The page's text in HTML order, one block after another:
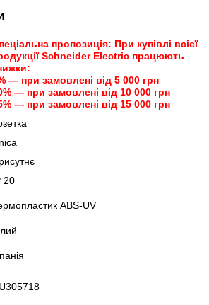
пропозиція: При купівлі всієї
Schneider Electric працюють
— при замовлені від 5 000 грн
— при замовлені від 10 000 грн
— при замовлені від 15 000 грн
20
ABS-UV